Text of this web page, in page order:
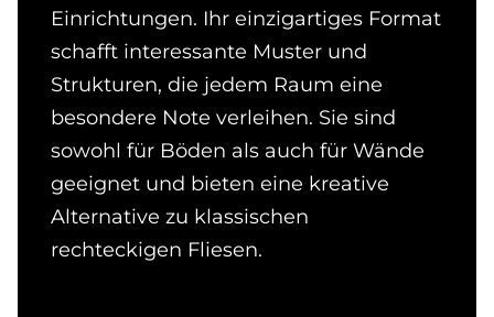
Einrichtungen. Ihr einzigartiges Format
schafft interessante Muster und
Strukturen, die jedem Raum eine
besondere Note verleihen. Sie sind
sowohl für Böden als auch für Wände
geeignet und bieten eine kreative
Alternative zu klassischen
rechteckigen Fliesen.